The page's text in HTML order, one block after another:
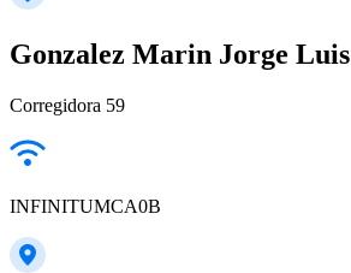
Gonzalez Marin Jorge Luis
Corregidora 59
INFINITUMCA0B